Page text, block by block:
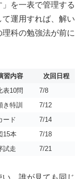
を一表で管理する
運用すれば、解い
科の勉強法が前に
習内容
次回日程
表10問
7/8
き特訓
7/12
ード
7/14
15本
7/18
試走 7/21
、誰が見ても同じ